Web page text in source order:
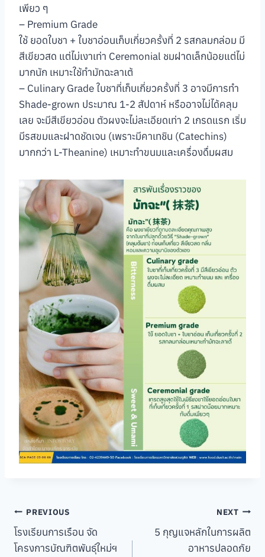
เพียว ๆ
– Premium Grade
ใช้ ยอดใบชา + ใบชาอ่อนเก็บเกี่ยวครั้งที่ 2 รสกลมกล่อม มี
สีเขียวสด แต่ไม่เงาเท่า Ceremonial ชมฝาดเล็กน้อยแต่ไม่
มากนัก เหมาะใช้ทำมัทฉะลาเต้
– Culinary Grade ใบชาที่เก็บเกี่ยวครั้งที่ 3 อาจมีการทำ
Shade-grown ประมาณ 1-2 สัปดาห์ หรืออาจไม่ได้คลุม
เลย จะมีสีเขียวอ่อน ตัวผงจะไม่ละเอียดเท่า 2 เกรดแรก เริ่ม
มีรสขมและฝาดชัดเจน (เพราะมีคาเทชิน (Catechins)
มากกว่า L-Theanine) เหมาะทำขนมและเครื่องดื่มผสม
Post
navigation
PREVIOUS
โรงเรียนการเรือน จัด
โครงการบัณฑิตพันธุ์ใหม่ฯ
NEXT
5 กุญแจหลักในการผลิต
อาหารปลอดภัย